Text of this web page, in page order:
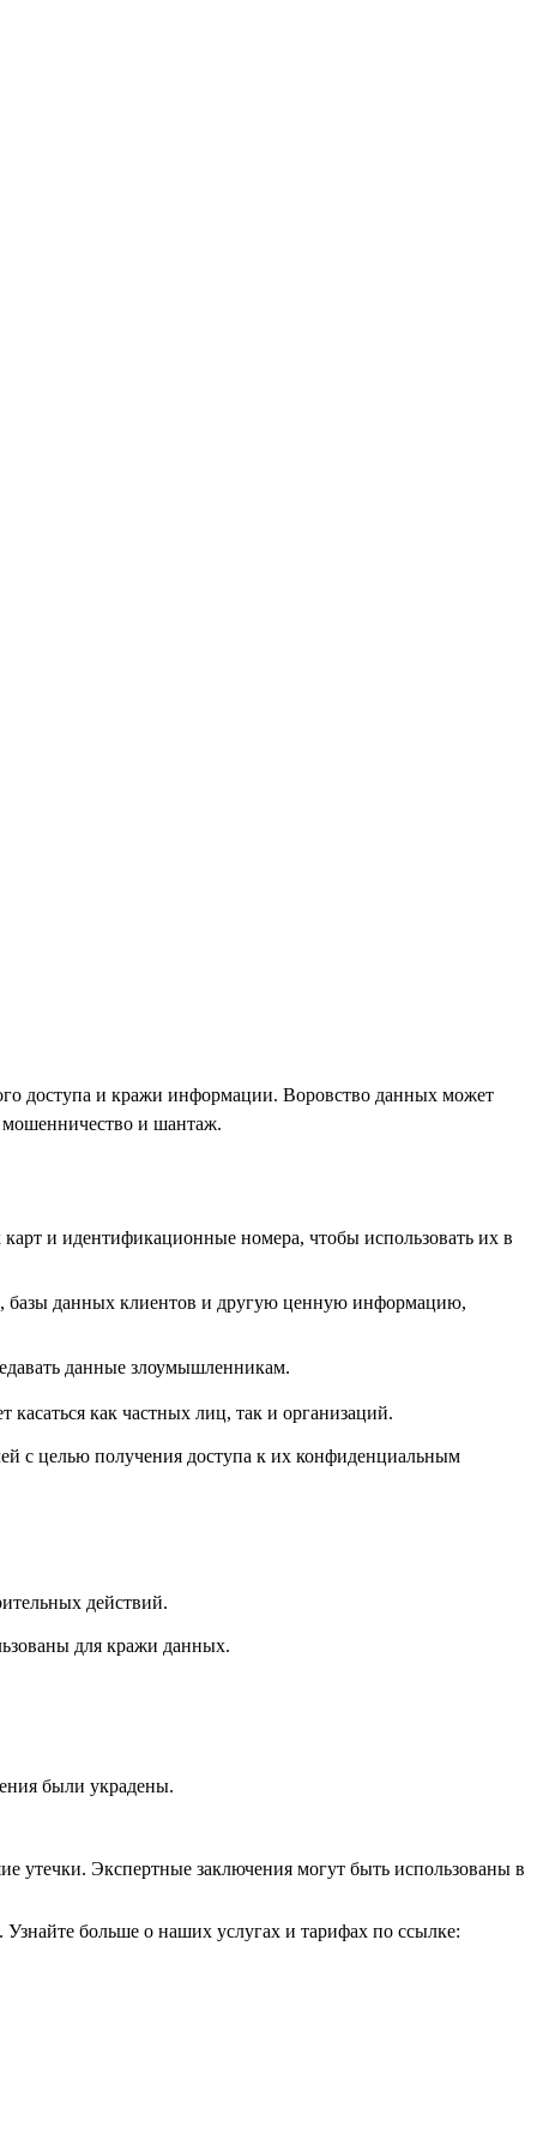
доступа и кражи информации. Воровство данных может
мошенничество и шантаж.
и идентификационные номера, чтобы использовать их в
базы данных клиентов и другую ценную информацию,
данные злоумышленникам.
как частных лиц, так и организаций.
с целью получения доступа к их конфиденциальным
действий.
для кражи данных.
были украдены.
утечки. Экспертные заключения могут быть использованы в
больше о наших услугах и тарифах по ссылке: